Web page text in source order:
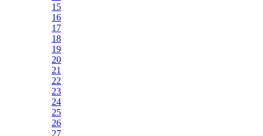
15
16
17
18
19
20
21
22
23
24
25
26
27